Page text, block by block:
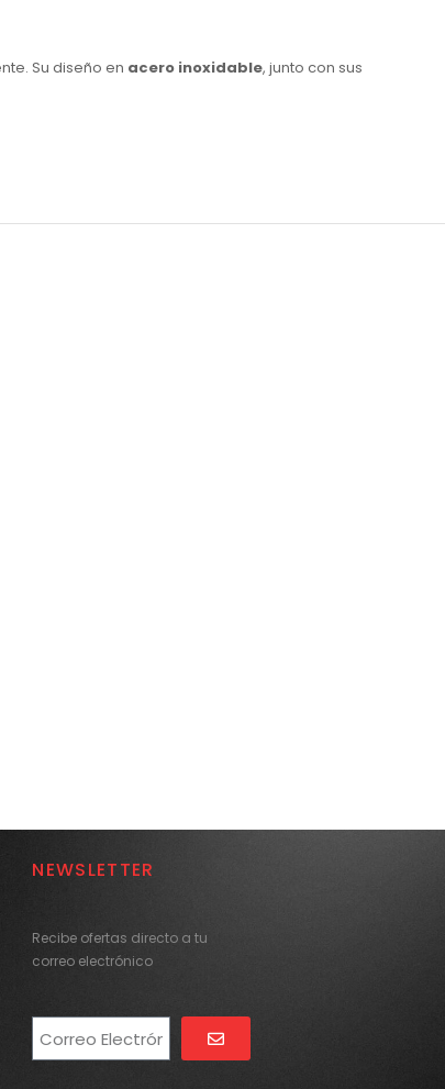
Su diseño en acero inoxidable, junto con sus
NEWSLETTER
Recibe ofertas directo a tu
correo electrónico